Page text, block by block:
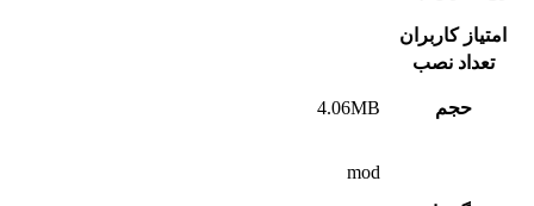
امتیاز کاربران
تعداد نصب
حجم 4.06MB
mod